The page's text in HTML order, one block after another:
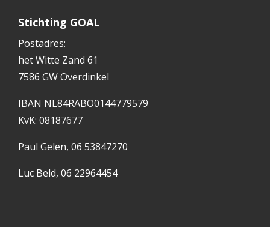
Stichting GOAL
Postadres:
het Witte Zand 61
7586 GW Overdinkel
IBAN NL84RABO0144779579
KvK: 08187677
Paul Gelen, 06 53847270
Luc Beld, 06 22964454